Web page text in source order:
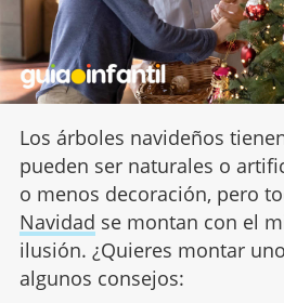
Los árboles navideños
pueden ser naturales o
o menos decoración, pero
Navidad se montan con el
ilusión. ¿Quieres montar
algunos consejos: